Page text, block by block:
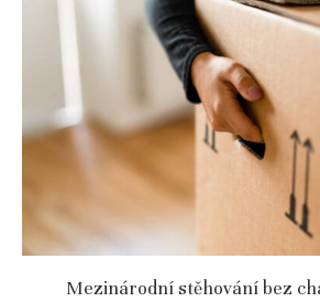
Mezinárodní stěhování bez